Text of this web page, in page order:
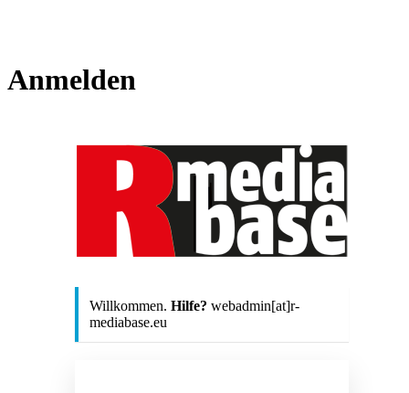
Anmelden
Willkommen. Hilfe? webadmin[at]r-
mediabase.eu